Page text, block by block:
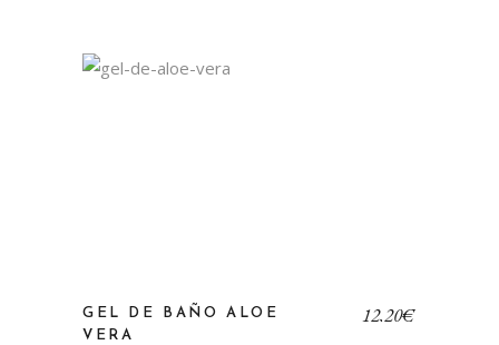
GEL DE BAÑO ALOE
VERA
12,20€